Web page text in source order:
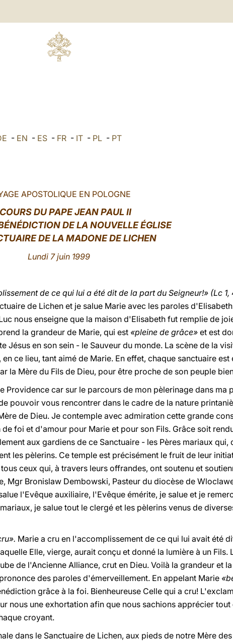
- EN - ES - FR - IT - PL - PT
APOSTOLIQUE EN POLOGNE
DU PAPE JEAN PAUL II
DE LA NOUVELLE ÉGLISE
DE LA MADONE DE LICHEN
Lundi 7 juin 1999
de ce qui lui a été dit de la part du Seigneur!» (Lc 1,
de Lichen et je salue Marie avec les paroles
nous enseigne que la maison d'Elisabeth fut remplie de
la grandeur de Marie, qui est «pleine de grâce» et est
Jésus en son sein - le Sauveur du monde. La scène de la
ce lieu, tant aimé de Marie. En effet, chaque sanctuaire est
la Mère du Fils de Dieu, pour être proche de son peuple
Providence car sur le parcours de mon pèlerinage dans ma
pouvoir vous rencontrer dans le cadre de la nature
de Dieu. Je contemple avec admiration cette grande
foi et d'amour pour Marie et pour son Fils. Grâce soit
aux gardiens de ce Sanctuaire - les Pères mariaux qui,
les pèlerins. Ce temple est précisément le fruit de leur
ceux qui, à travers leurs offrandes, ont soutenu et
Mgr Bronislaw Dembowski, Pasteur du diocèse de
l'Evêque auxiliaire, l'Evêque émérite, je salue et je
je salue tout le clergé et les pèlerins venus de
Marie a cru en l'accomplissement de ce qui lui avait été
Elle, vierge, aurait conçu et donné la lumière à un Fils.
de l'Ancienne Alliance, crut en Dieu. Voilà la grandeur et
des paroles d'émerveillement. En appelant Marie
grâce à la foi. Bienheureuse Celle qui a cru!
nous une exhortation afin que nous sachions apprécier tout
croyant.
dans le Sanctuaire de Lichen, aux pieds de notre Mère